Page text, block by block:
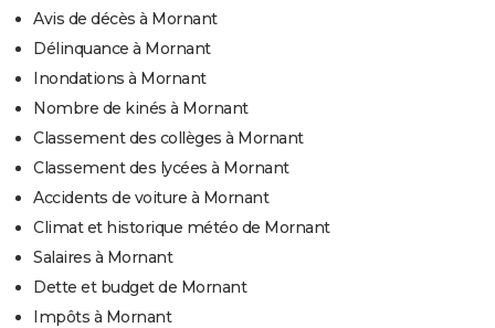
Avis de décès à Mornant
Délinquance à Mornant
Inondations à Mornant
Nombre de kinés à Mornant
Classement des collèges à Mornant
Classement des lycées à Mornant
Accidents de voiture à Mornant
Climat et historique météo de Mornant
Salaires à Mornant
Dette et budget de Mornant
Impôts à Mornant